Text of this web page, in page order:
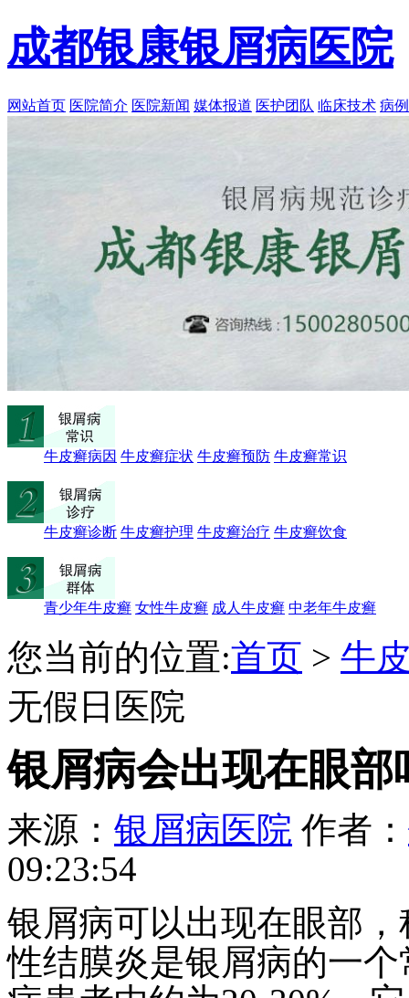
成都银康银屑病医院
网站首页 医院简介 医院新闻 媒体报道 医护团队 临床技术 病
牛皮癣病因 牛皮癣症状 牛皮癣预防 牛皮癣常识
牛皮癣诊断 牛皮癣护理 牛皮癣治疗 牛皮癣饮食
青少年牛皮癣 女性牛皮癣 成人牛皮癣 中老年牛皮癣
您当前的位置:首页 > 牛
无假日医院
银屑病会出现在眼部
来源： 银屑病医院 作者：
09:23:54
银屑病可以出现在眼部
性结膜炎是银屑病的一